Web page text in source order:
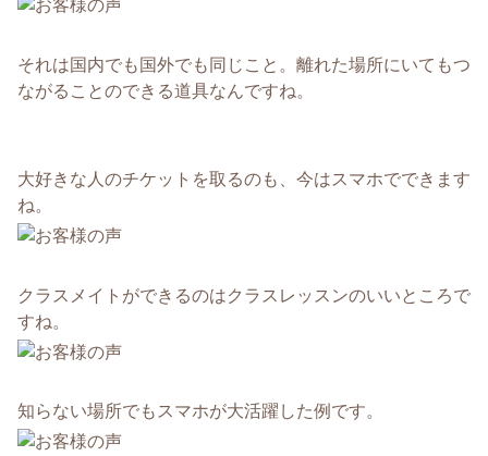
それは国内でも国外でも同じこと。離れた場所にいてもつ
ながることのできる道具なんですね。
大好きな人のチケットを取るのも、今はスマホでできます
ね。
クラスメイトができるのはクラスレッスンのいいところで
すね。
知らない場所でもスマホが大活躍した例です。